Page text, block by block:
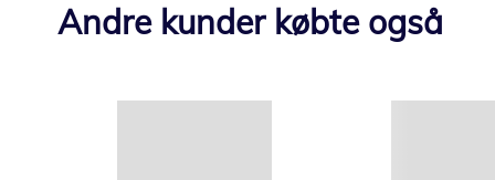
Andre kunder købte også